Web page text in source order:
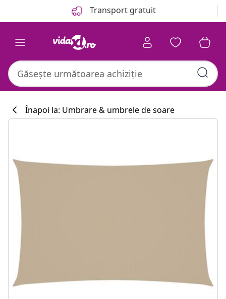
Transport gratuit
Înapoi la: Umbrare & umbrele de soare